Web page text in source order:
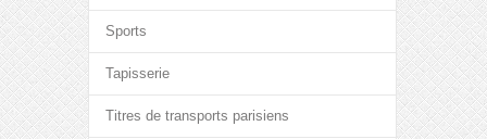
Sports
Tapisserie
Titres de transports parisiens